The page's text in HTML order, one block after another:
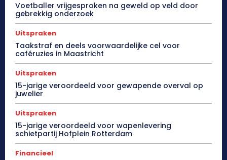
Voetballer vrijgesproken na geweld op veld door
gebrekkig onderzoek
Uitspraken
Taakstraf en deels voorwaardelijke cel voor
caféruzies in Maastricht
Uitspraken
15-jarige veroordeeld voor gewapende overval op
juwelier
Uitspraken
15-jarige veroordeeld voor wapenlevering
schietpartij Hofplein Rotterdam
Financieel